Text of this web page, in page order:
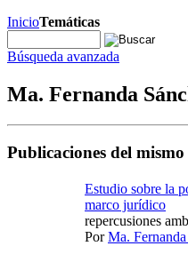
InicioTemáticas
Búsqueda avanzada
Ma. Fernanda
Publicaciones del
Estudio sobre la
marco jurídico
repercusiones
PorMa.